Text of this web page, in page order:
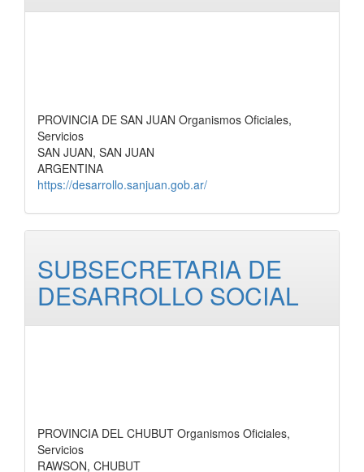
PROVINCIA DE SAN JUAN Organismos Oficiales,
Servicios
SAN JUAN, SAN JUAN
ARGENTINA
https://desarrollo.sanjuan.gob.ar/
SUBSECRETARIA DE
DESARROLLO SOCIAL
PROVINCIA DEL CHUBUT Organismos Oficiales,
Servicios
RAWSON, CHUBUT